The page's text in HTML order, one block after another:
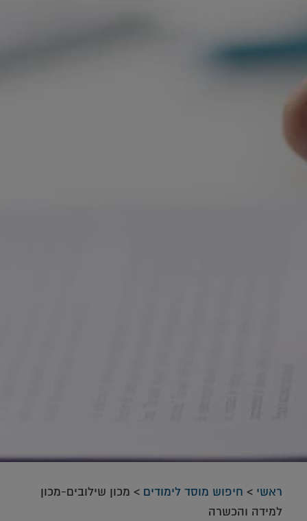
ראשי > חיפוש מוסד לימודים > מכון שילובים-מכון
למידה והכשרה